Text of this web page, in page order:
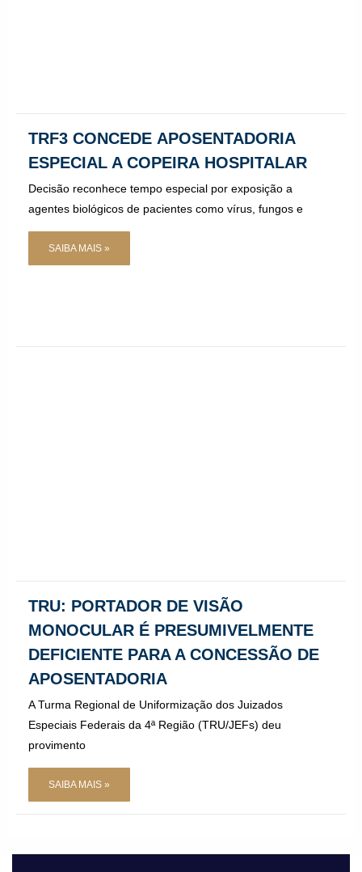
TRF3 CONCEDE APOSENTADORIA
ESPECIAL A COPEIRA HOSPITALAR
Decisão reconhece tempo especial por exposição a
agentes biológicos de pacientes como vírus, fungos e
SAIBA MAIS »
TRU: PORTADOR DE VISÃO
MONOCULAR É PRESUMIVELMENTE
DEFICIENTE PARA A CONCESSÃO DE
APOSENTADORIA
A Turma Regional de Uniformização dos Juizados
Especiais Federais da 4ª Região (TRU/JEFs) deu
provimento
SAIBA MAIS »